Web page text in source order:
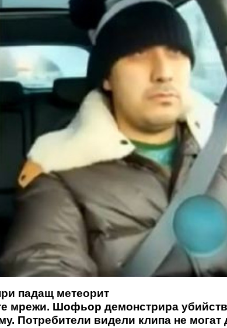
падащ метеорит
мрежи. Шофьор демонстрира
Потребители видели клипа не могат